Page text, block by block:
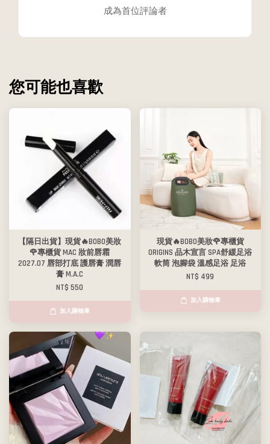
成為首位評論者
您可能也喜歡
【隔日出貨】現貨🔥BOBO美妝
🌹專櫃貨 MAC 妝前唇霜
2027.07 唇部打底 護唇膏 潤唇
膏 M.A.C
NT$ 550
加入購物車
現貨🔥BOBO美妝🌹專櫃貨
ORIGINS 品木宣言 SPA舒緩足浴
軟筒 泡腳袋 溫感足浴 足浴
NT$ 499
加入購物車